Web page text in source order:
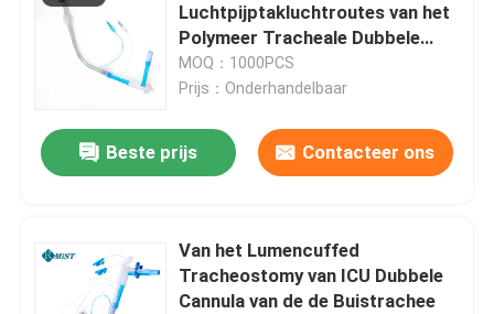
Luchtpijptakluchtroutes van het
Polymeer Tracheale Dubbele
Lumen
MOQ：1000PCS
Prijs：Onderhandelbaar
Beste prijs Contacteer ons
Van het Lumencuffed
Tracheostomy van ICU Dubbele
Cannula van de de Buistrachee